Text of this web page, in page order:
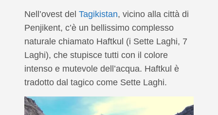
Nell’ovest delTagikistan, vicino alla città di
Penjikent, c’è un bellissimo complesso
naturale chiamato Haftkul (i Sette Laghi, 7
Laghi), che stupisce tutti con il colore
intenso e mutevole dell’acqua. Haftkul è
tradotto dal tagico come Sette Laghi.